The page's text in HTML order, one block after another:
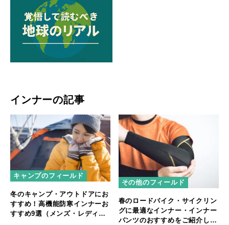
インナーの記事
キャンプのフィールド
冬のキャンプ・アウトドアにお
すすめ！高機能防寒インナーお
すすめ9選（メンズ・レディー
その他のフィールド
春のロードバイク・サイクリン
グに最適なインナー・インナー
パンツのおすすめをご紹介しま